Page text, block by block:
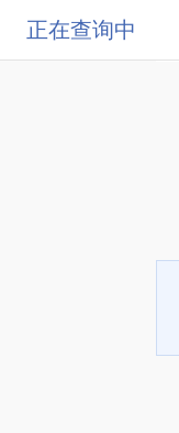
正在查询中